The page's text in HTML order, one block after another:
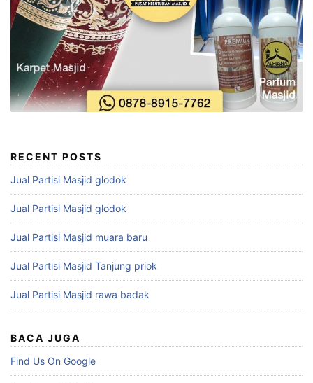
RECENT POSTS
Jual Partisi Masjid glodok
Jual Partisi Masjid glodok
Jual Partisi Masjid muara baru
Jual Partisi Masjid Tanjung priok
Jual Partisi Masjid rawa badak
BACA JUGA
Find Us On Google